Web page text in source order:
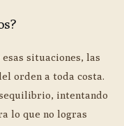
situaciones, las
orden a toda costa.
intentando
lo que no logras